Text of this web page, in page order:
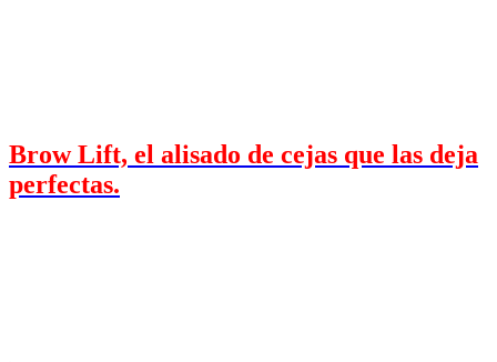
Brow Lift, el alisado de cejas que las deja
perfectas.